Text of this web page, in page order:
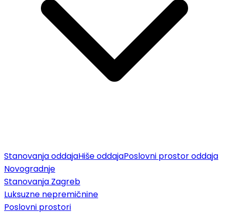
Stanovanja oddajaHiše oddajaPoslovni prostor oddaja
Novogradnje
Stanovanja Zagreb
Luksuzne nepremičnine
Poslovni prostori